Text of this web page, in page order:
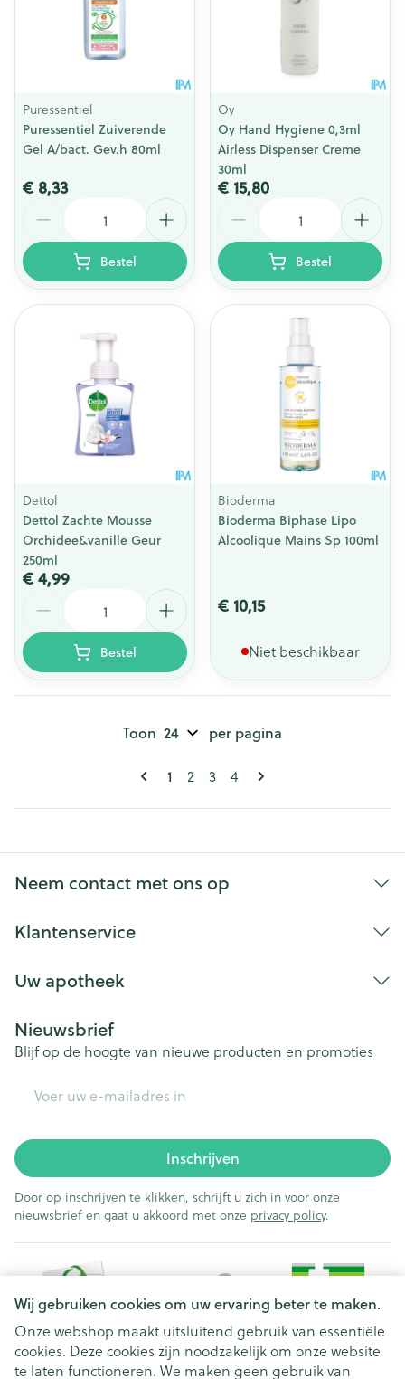
Wij gebruiken cookies om uw ervaring beter te maken.
Onze webshop maakt uitsluitend gebruik van essentiële
cookies. Deze cookies zijn noodzakelijk om onze website
te laten functioneren. We maken geen gebruik van
Puressentiel
Puressentiel Zuiverende
Gel A/bact. Gev.h 80ml
€ 8,33
Bestel
Oy
Oy Hand Hygiene 0,3ml
Airless Dispenser Creme
30ml
€ 15,80
Bestel
Dettol
Dettol Zachte Mousse
Orchidee&vanille Geur
250ml
€ 4,99
Bestel
Bioderma
Bioderma Biphase Lipo
Alcoolique Mains Sp 100ml
€ 10,15
Niet beschikbaar
Pagina's
U lees momenteel pagina
1 Pagina
2 Pagina
3 Pagina
4
Toon per pagina
Neem contact met ons op
Klantenservice
Uw apotheek
Nieuwsbrief
Blijf op de hoogte van nieuwe producten en promoties
Inschrijven
Door op inschrijven te klikken, schrijft u zich in voor onze
nieuwsbrief en gaat u akkoord met onze privacy policy.
Juridische links